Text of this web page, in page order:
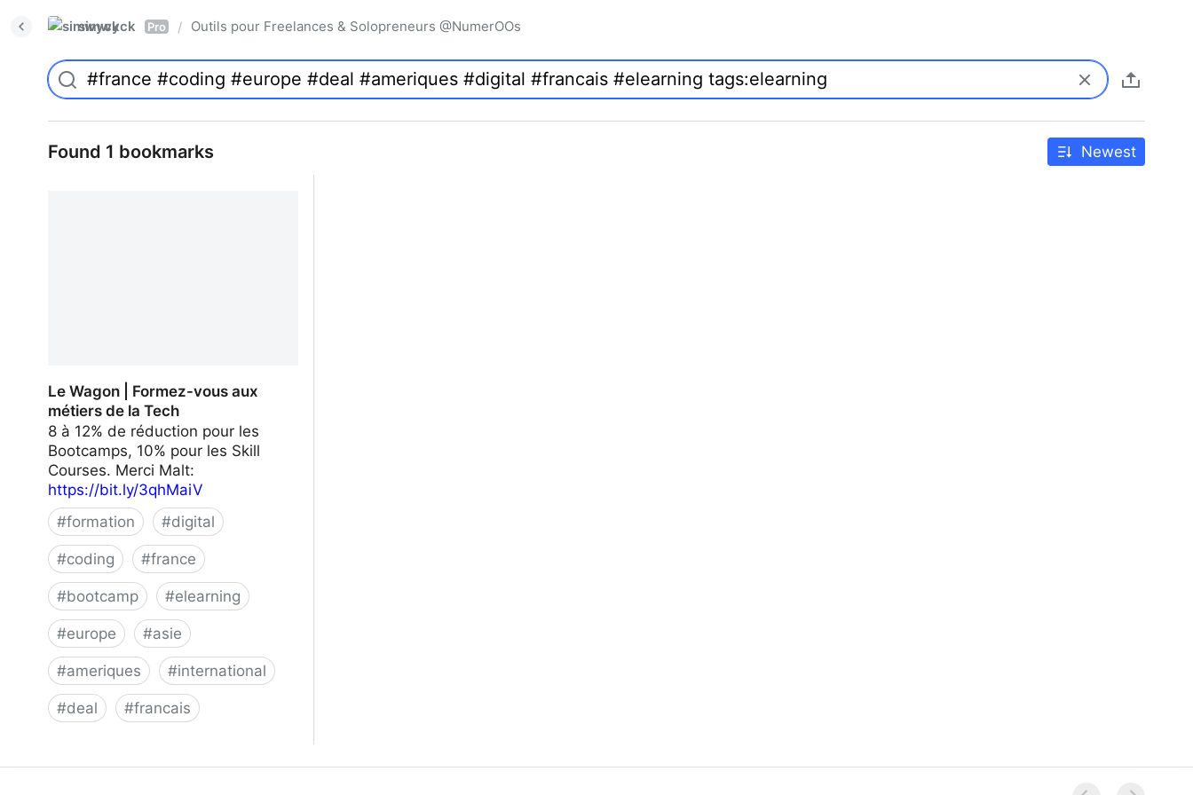
simwyck Pro / Outils pour Freelances & Solopreneurs @NumerOOs
Found 1 bookmarks Newest
Le Wagon | Formez-vous aux
métiers de la Tech
8 à 12% de réduction pour les
Bootcamps, 10% pour les Skill
Courses. Merci Malt:
https://bit.ly/3qhMaiV
#formation #digital
#coding #france
#bootcamp #elearning
#europe #asie
#ameriques #international
#deal #francais